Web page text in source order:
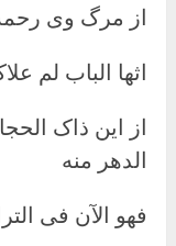
از مرگ وی
اثها الباب لم
از این ذاک
الدهر منه
فهو الآن فی